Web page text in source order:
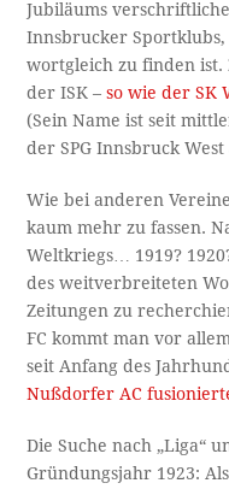
Jubiläums
Innsbrucker
wortgleich zu finden ist.
der ISK –so wie der SK
(Sein Name ist seit
der SPG Innsbruck
Wie bei anderen
kaum mehr zu fassen.
Weltkriegs… 1919?
des weitverbreiteten
Zeitungen zu
FC kommt man vor
seit Anfang des
Nußdorfer AC
Die Suche nach „Liga“
Gründungsjahr 1923: